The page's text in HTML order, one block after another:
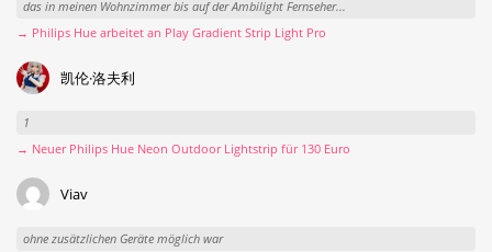
das in meinen Wohnzimmer bis auf der Ambilight Fernseher...
→ Philips Hue arbeitet an Play Gradient Strip Light Pro
凯伦·洛夫利
1
→ Neuer Philips Hue Neon Outdoor Lightstrip für 130 Euro
Viav
ohne zusätzlichen Geräte möglich war